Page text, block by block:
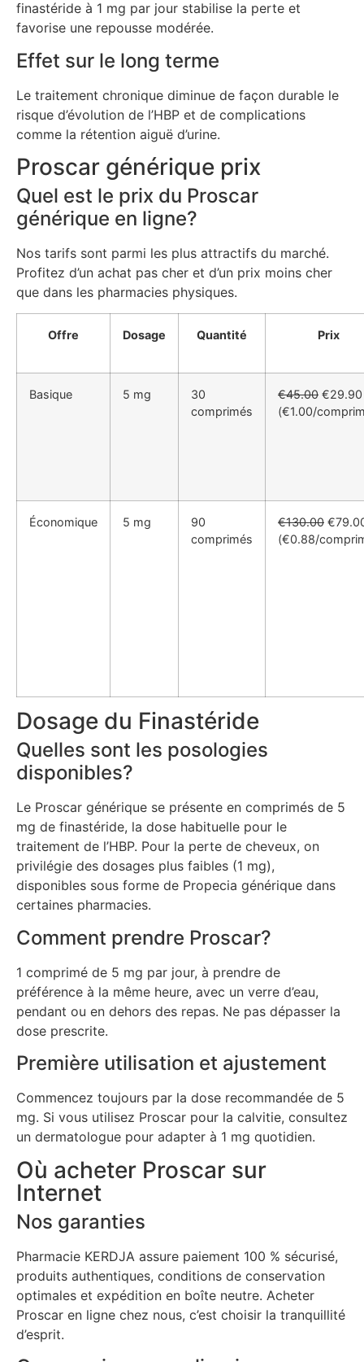
finastéride à 1 mg par jour stabilise la perte et
favorise une repousse modérée.
Effet sur le long terme
Le traitement chronique diminue de façon durable le
risque d’évolution de l’HBP et de complications
comme la rétention aiguë d’urine.
Proscar générique prix
Quel est le prix du Proscar
générique en ligne?
Nos tarifs sont parmi les plus attractifs du marché.
Profitez d’un achat pas cher et d’un prix moins cher
que dans les pharmacies physiques.
Offre Dosage Quantité Prix
Basique 5 mg
30
comprimés
€45.00 €29.90
(€1.00/
Économique 5 mg
90
comprimés
€130.00
(€0.88/
Dosage du Finastéride
Quelles sont les posologies
disponibles?
Le Proscar générique se présente en comprimés de 5
mg de finastéride, la dose habituelle pour le
traitement de l’HBP. Pour la perte de cheveux, on
privilégie des dosages plus faibles (1 mg),
disponibles sous forme de Propecia générique dans
certaines pharmacies.
Comment prendre Proscar?
1 comprimé de 5 mg par jour, à prendre de
préférence à la même heure, avec un verre d’eau,
pendant ou en dehors des repas. Ne pas dépasser la
dose prescrite.
Première utilisation et ajustement
Commencez toujours par la dose recommandée de 5
mg. Si vous utilisez Proscar pour la calvitie, consultez
un dermatologue pour adapter à 1 mg quotidien.
Où acheter Proscar sur
Internet
Nos garanties
Pharmacie KERDJA assure paiement 100 % sécurisé,
produits authentiques, conditions de conservation
optimales et expédition en boîte neutre. Acheter
Proscar en ligne chez nous, c’est choisir la tranquillité
d’esprit.